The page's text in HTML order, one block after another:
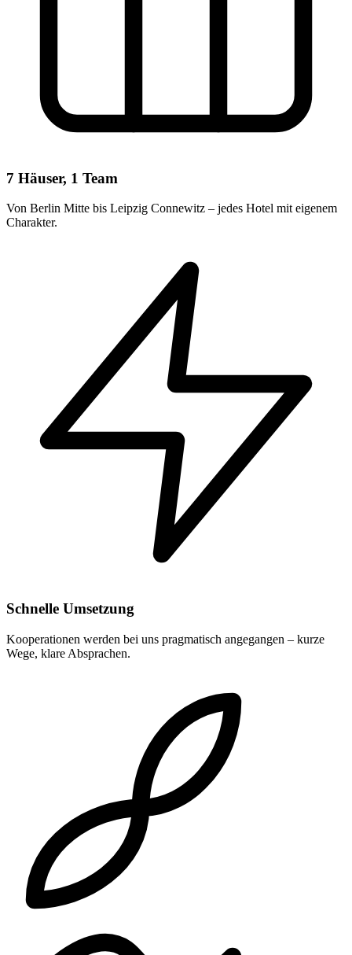
7 Häuser, 1 Team
Von Berlin Mitte bis Leipzig Connewitz – jedes Hotel mit eigenem
Charakter.
Schnelle Umsetzung
Kooperationen werden bei uns pragmatisch angegangen – kurze
Wege, klare Absprachen.